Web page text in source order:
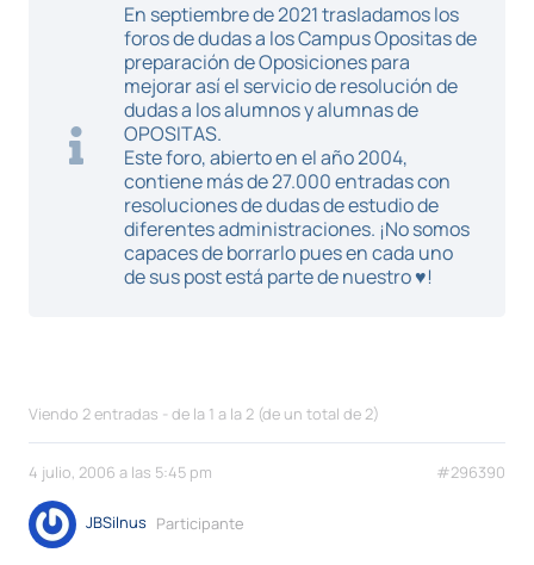
En septiembre de 2021 trasladamos los
foros de dudas a los Campus Opositas de
preparación de Oposiciones para
mejorar así el servicio de resolución de
dudas a los alumnos y alumnas de
OPOSITAS.
Este foro, abierto en el año 2004,
contiene más de 27.000 entradas con
resoluciones de dudas de estudio de
diferentes administraciones. ¡No somos
capaces de borrarlo pues en cada uno
de sus post está parte de nuestro ♥!
Viendo 2 entradas - de la 1 a la 2 (de un total de 2)
4 julio, 2006 a las 5:45 pm #296390
JBSilnus Participante